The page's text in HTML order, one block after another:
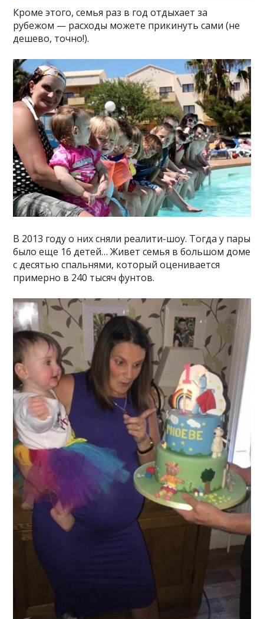
Кроме этого, семья раз в год отдыхает за
рубежом — расходы можете прикинуть сами (не
дешево, точно!).
В 2013 году о них сняли реалити-шоу. Тогда у пары
было еще 16 детей… Живет семья в большом доме
с десятью спальнями, который оценивается
примерно в 240 тысяч фунтов.